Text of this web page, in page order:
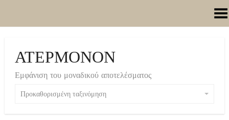
Toggle Menu
ΑΤΕΡΜΟΝΟΝ
Εμφάνιση του μοναδικού αποτελέσματος
Προκαθορισμένη ταξινόμηση